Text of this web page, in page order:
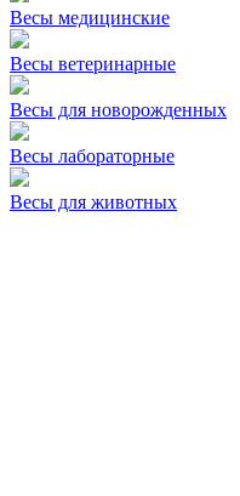
Весы медицинские
Весы ветеринарные
Весы для новорожденных
Весы лабораторные
Весы для животных